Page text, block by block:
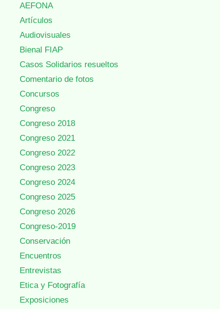
AEFONA
Artículos
Audiovisuales
Bienal FIAP
Casos Solidarios resueltos
Comentario de fotos
Concursos
Congreso
Congreso 2018
Congreso 2021
Congreso 2022
Congreso 2023
Congreso 2024
Congreso 2025
Congreso 2026
Congreso-2019
Conservación
Encuentros
Entrevistas
Etica y Fotografía
Exposiciones